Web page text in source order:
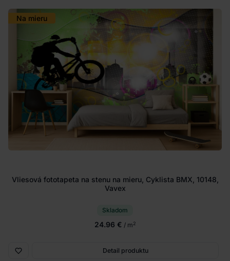
Na mieru
Vliesová fototapeta na stenu na mieru, Cyklista BMX, 10148,
Vavex
Skladom
24.96 € / m2
Detail produktu